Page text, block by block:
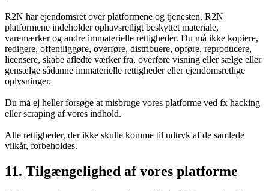
R2N har ejendomsret over platformene og tjenesten. R2N
platformene indeholder ophavsretligt beskyttet materiale,
varemærker og andre immaterielle rettigheder. Du må ikke kopiere,
redigere, offentliggøre, overføre, distribuere, opføre, reproducere,
licensere, skabe afledte værker fra, overføre visning eller sælge eller
gensælge sådanne immaterielle rettigheder eller ejendomsretlige
oplysninger.
Du må ej heller forsøge at misbruge vores platforme ved fx hacking
eller scraping af vores indhold.
Alle rettigheder, der ikke skulle komme til udtryk af de samlede
vilkår, forbeholdes.
11. Tilgængelighed af vores platforme